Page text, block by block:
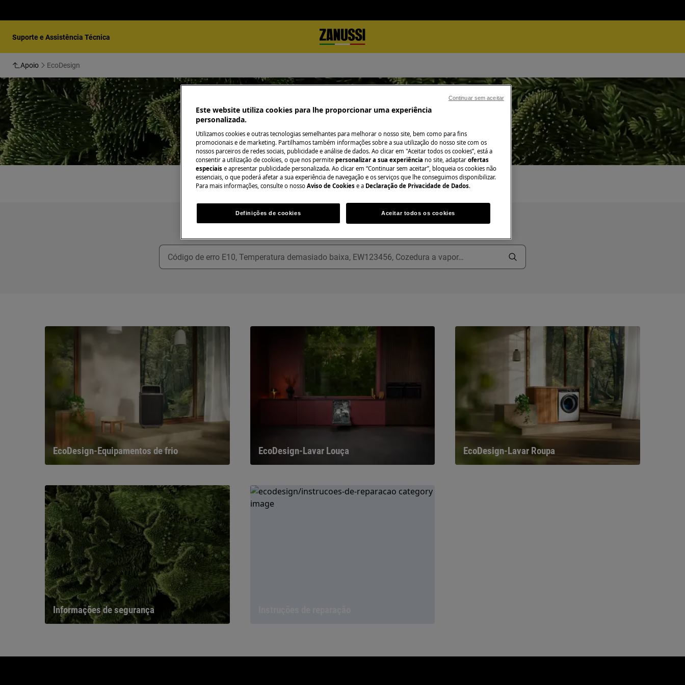
Suporte e Assistência Técnica
Apoio EcoDesign
Apoio a EcoDesign
EcoDesign-Equipamentos de frio EcoDesign-Lavar Louça EcoDesign-Lavar Roupa
Informações de segurança
Este website utiliza cookies para lhe proporcionar uma experiência
personalizada.
Utilizamos cookies e outras tecnologias semelhantes para melhorar o nosso site, bem como para fins
promocionais e de marketing. Partilhamos também informações sobre a sua utilização do nosso site com os
nossos parceiros de redes sociais, publicidade e análise de dados. Ao clicar em "Aceitar todos os cookies”, está a
consentir a utilização de cookies, o que nos permite personalizar a sua experiência no site, adaptar ofertas
especiais e apresentar publicidade personalizada. Ao clicar em “Continuar sem aceitar”, bloqueia os cookies não
essenciais, o que poderá afetar a sua experiência de navegação e os serviços que lhe conseguimos disponibilizar.
Para mais informações, consulte o nosso Aviso de Cookies e a Declaração de Privacidade de Dados.
Definições de cookies Aceitar todos os cookies
Continuar sem aceitar